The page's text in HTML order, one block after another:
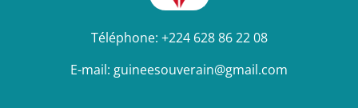
Téléphone: +224 628 86 22 08
E-mail: guineesouverain@gmail.com